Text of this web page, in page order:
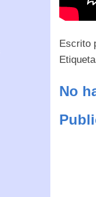
Escrito
No